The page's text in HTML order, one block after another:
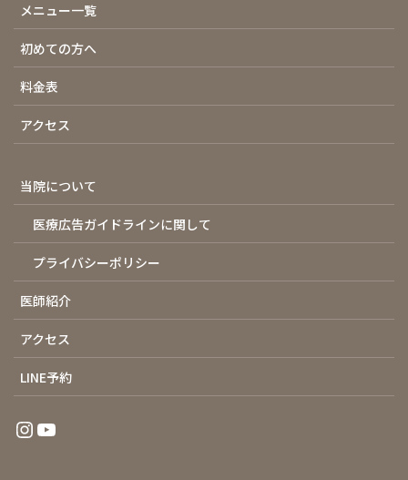
メニュー一覧
初めての方へ
料金表
アクセス
当院について
医療広告ガイドラインに関して
プライバシーポリシー
医師紹介
アクセス
LINE予約
Instagram
YouTube